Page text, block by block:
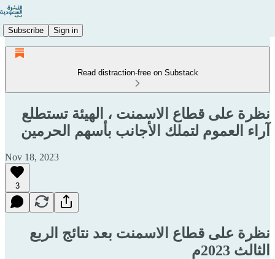
Subscribe Sign in
Read distraction-free on Substack
نظرة على قطاع الاسمنت ، الهيئة تستطلع
آراء العموم لتملك الأجانب بأسهم الحرمين
Nov 18, 2023
3
نظرة على قطاع الاسمنت بعد نتائج الربع
الثالث 2023م